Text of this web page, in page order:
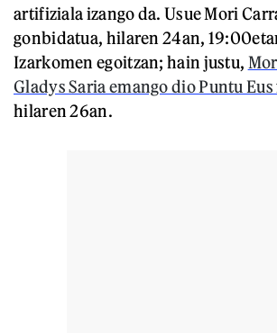
artifiziala izango da. Usue Mori
gonbidatua, hilaren 24an,
Izarkomen egoitzan; hain justu,
Gladys Saria emango dio Puntu
hilaren 26an.